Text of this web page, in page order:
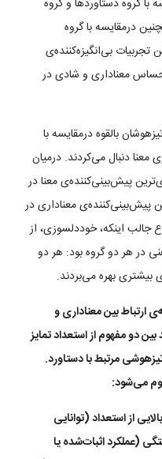
با گروه دستاوردها و گروه
درمقایسه با گروه
تجربیات بی‌انگیزه‌کننده‌ی
معناداری و شادی در
بالقوه درمقایسه با
معنا دنبال می‌کردند. درمیان
پیش‌بینی‌کننده‌ی معنا در
پیش‌بینی‌کننده‌ی معناداری در
جالب اینکه، خوددلسوزی، از
در هر دو گروه بود: هر دو
بیشتری بهره می‌بردند.
ارتباط بین معناداری و
دو مفهوم از استعداد تمایز
مرتبط با دستاورد.
می‌شود:
از استعداد (توانایی
(عملکرد اثبات‌شده یا